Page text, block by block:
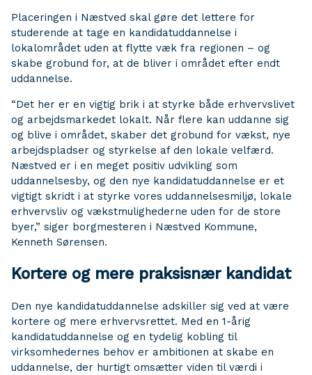
Placeringen i Næstved skal gøre det lettere for
studerende at tage en kandidatuddannelse i
lokalområdet uden at flytte væk fra regionen – og
skabe grobund for, at de bliver i området efter endt
uddannelse.
“Det her er en vigtig brik i at styrke både erhvervslivet
og arbejdsmarkedet lokalt. Når flere kan uddanne sig
og blive i området, skaber det grobund for vækst, nye
arbejdspladser og styrkelse af den lokale velfærd.
Næstved er i en meget positiv udvikling som
uddannelsesby, og den nye kandidatuddannelse er et
vigtigt skridt i at styrke vores uddannelsesmiljø, lokale
erhvervsliv og vækstmulighederne uden for de store
byer,” siger borgmesteren i Næstved Kommune,
Kenneth Sørensen.
Kortere og mere praksisnær kandidat
Den nye kandidatuddannelse adskiller sig ved at være
kortere og mere erhvervsrettet. Med en 1-årig
kandidatuddannelse og en tydelig kobling til
virksomhedernes behov er ambitionen at skabe en
uddannelse, der hurtigt omsætter viden til værdi i